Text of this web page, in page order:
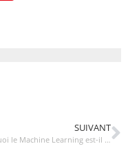
SUIVANT
Pourquoi le Machine Learning est-il important pour votre business ?